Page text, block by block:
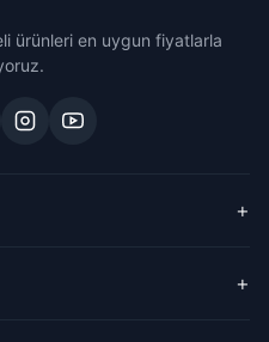
ürünleri en uygun fiyatlarla
+
+